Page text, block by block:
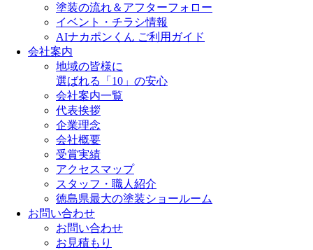
塗装の流れ＆アフターフォロー
イベント・チラシ情報
AIナカポンくん ご利用ガイド
会社案内
地域の皆様に
選ばれる「10」の安心
会社案内一覧
代表挨拶
企業理念
会社概要
受賞実績
アクセスマップ
スタッフ・職人紹介
徳島県最大の塗装ショールーム
お問い合わせ
お問い合わせ
お見積もり